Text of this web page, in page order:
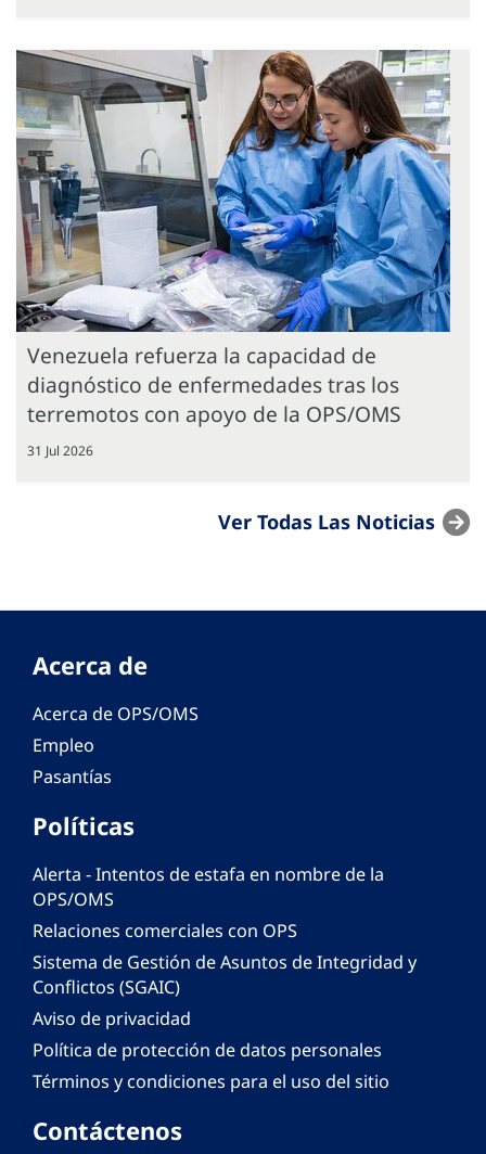
Venezuela refuerza la capacidad de
diagnóstico de enfermedades tras los
terremotos con apoyo de la OPS/OMS
31 Jul 2026
Ver Todas Las Noticias
Acerca de
Acerca de OPS/OMS
Empleo
Pasantías
Políticas
Alerta - Intentos de estafa en nombre de la
OPS/OMS
Relaciones comerciales con OPS
Sistema de Gestión de Asuntos de Integridad y
Conflictos (SGAIC)
Aviso de privacidad
Política de protección de datos personales
Términos y condiciones para el uso del sitio
Contáctenos